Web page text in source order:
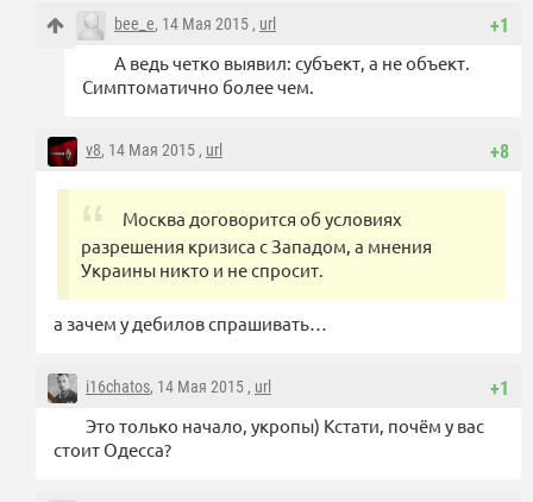
+1
bee_e, 14 Мая 2015 , url
А ведь четко выявил: субъект, а не объект.
Симптоматично более чем.
+8
v8, 14 Мая 2015 , url
Москва договорится об условиях
разрешения кризиса с Западом, а мнения
Украины никто и не спросит.
а зачем у дебилов спрашивать…
+1
i16chatos, 14 Мая 2015 , url
Это только начало, укропы) Кстати, почём у вас
стоит Одесса?